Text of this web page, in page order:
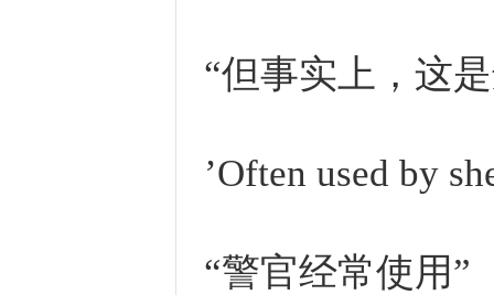
“但事实上，这
’Often used by
“警官经常使用”